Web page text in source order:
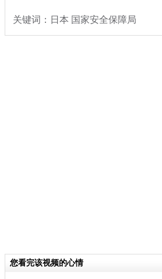
关键词：日本 国家安全保障局
您看完该视频的心情